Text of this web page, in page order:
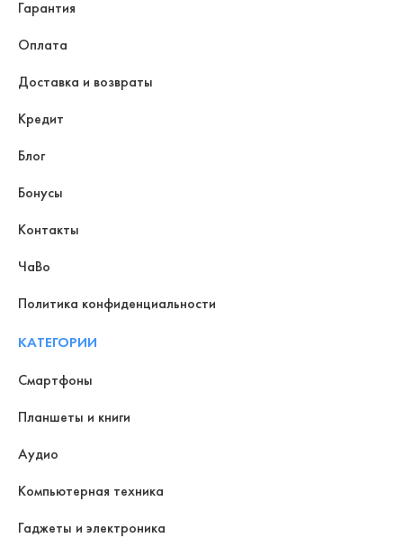
Гарантия
Оплата
Доставка и возвраты
Кредит
Блог
Бонусы
Контакты
ЧаВо
Политика конфиденциальности
КАТЕГОРИИ
Смартфоны
Планшеты и книги
Аудио
Компьютерная техника
Гаджеты и электроника